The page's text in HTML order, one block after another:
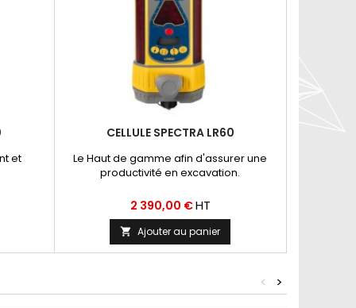
et
CELLULE SPECTRA LR60
Le Haut de gamme afin d'assurer une
productivité en excavation.
Prix
2 390,00 €HT
 Ajouter au panier
>
<